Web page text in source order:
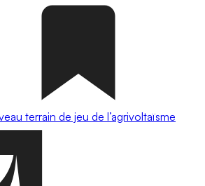
terrain de jeu de l’agrivoltaïsme